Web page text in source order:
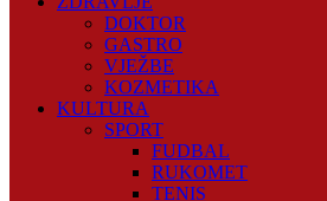
DOKTOR
GASTRO
VJEŽBE
KOZMETIKA
KULTURA
SPORT
FUDBAL
RUKOMET
TENIS